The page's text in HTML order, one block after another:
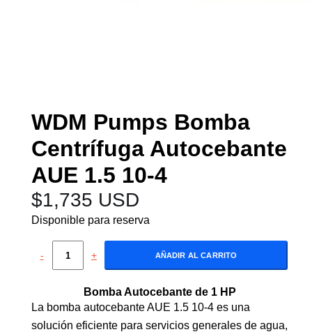
WDM Pumps Bomba
Centrífuga Autocebante
AUE 1.5 10-4
$1,735 USD
Disponible para reserva
- + AÑADIR AL CARRITO
Bomba Autocebante de 1 HP
La bomba autocebante AUE 1.5 10-4 es una
solución eficiente para servicios generales de agua,